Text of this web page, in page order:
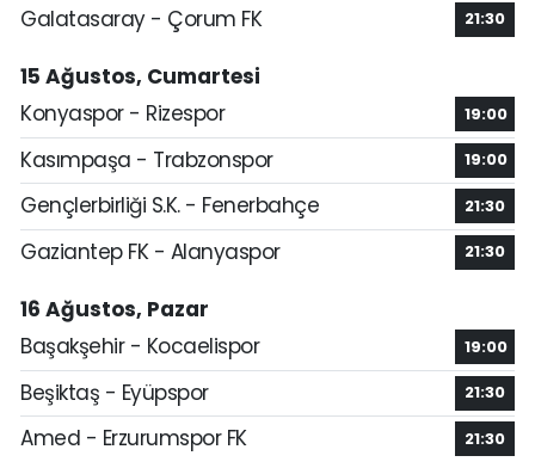
Galatasaray - Çorum FK
21:30
15 Ağustos, Cumartesi
Konyaspor - Rizespor
19:00
Kasımpaşa - Trabzonspor 19:00
Gençlerbirliği S.K. - Fenerbahçe 21:30
Gaziantep FK - Alanyaspor 21:30
16 Ağustos, Pazar
Başakşehir - Kocaelispor
19:00
Beşiktaş - Eyüpspor 21:30
Amed - Erzurumspor FK 21:30